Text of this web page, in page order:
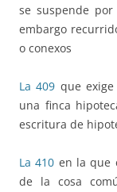
se suspende
embargo
o conexos
La 409 que
una finca
escritura de
La 410 en la que
de la cosa